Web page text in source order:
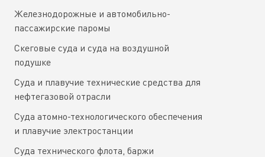
Железнодорожные и автомобильно-
пассажирские паромы
Скеговые суда и суда на воздушной
подушке
Суда и плавучие технические средства для
нефтегазовой отрасли
Суда атомно-технологического обеспечения
и плавучие электростанции
Суда технического флота, баржи